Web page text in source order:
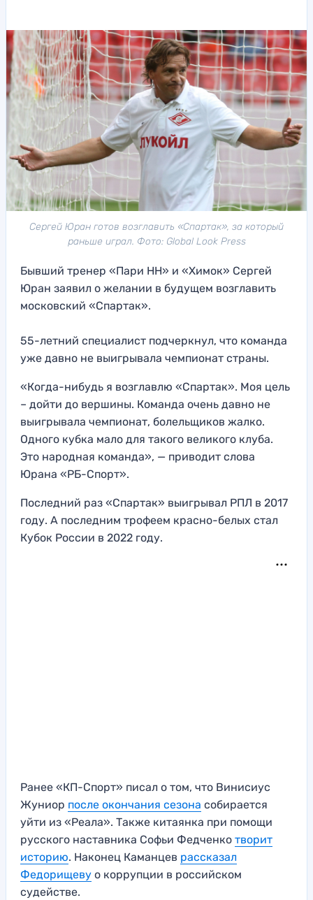
Сергей Юран готов возглавить «Спартак», за который
раньше играл. Фото: Global Look Press
Бывший тренер «Пари НН» и «Химок» Сергей
Юран заявил о желании в будущем возглавить
московский «Спартак».
55-летний специалист подчеркнул, что команда
уже давно не выигрывала чемпионат страны.
«Когда-нибудь я возглавлю «Спартак». Моя цель
– дойти до вершины. Команда очень давно не
выигрывала чемпионат, болельщиков жалко.
Одного кубка мало для такого великого клуба.
Это народная команда», — приводит слова
Юрана «РБ-Спорт».
Последний раз «Спартак» выигрывал РПЛ в 2017
году. А последним трофеем красно-белых стал
Кубок России в 2022 году.
Ранее «КП-Спорт» писал о том, что Винисиус
Жуниор после окончания сезона собирается
уйти из «Реала». Также китаянка при помощи
русского наставника Софьи Федченко творит
историю. Наконец Каманцев рассказал
Федорищеву о коррупции в российском
судействе.